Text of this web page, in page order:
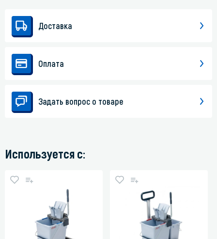
Доставка
Оплата
Задать вопрос о товаре
Используется с: